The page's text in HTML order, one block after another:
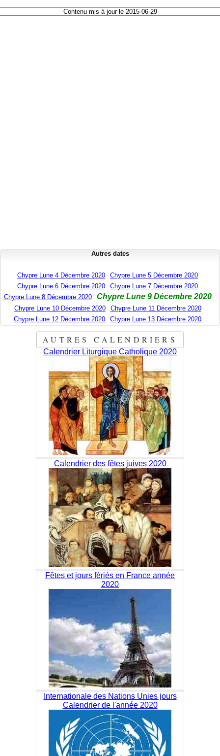
Contenu mis à jour le 2015-06-29
Autres dates
Chypre Lune 4 Décembre 2020
Chypre Lune 5 Décembre 2020
Chypre Lune 6 Décembre 2020
Chypre Lune 7 Décembre 2020
Chypre Lune 8 Décembre 2020
Chypre Lune 9 Décembre 2020
Chypre Lune 10 Décembre 2020
Chypre Lune 11 Décembre 2020
Chypre Lune 12 Décembre 2020
Chypre Lune 13 Décembre 2020
AUTRES CALENDRIERS
Calendrier Liturgique Catholique 2020
Calendrier des fêtes juives 2020
Fêtes et jours fériés en France année
2020
Internationale des Nations Unies jours
Calendrier de l'année 2020